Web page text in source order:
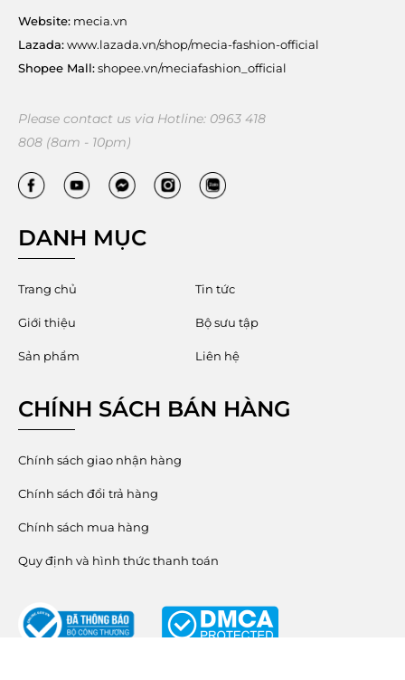
Website: mecia.vn
Lazada:www.lazada.vn/shop/mecia-fashion-official
Shopee Mall:shopee.vn/meciafashion_official
Please contact us via Hotline: 0963 418
808 (8am - 10pm)
DANH MỤC
Trang chủ Tin tức
Giới thiệu Bộ sưu tập
Sản phẩm Liên hệ
CHÍNH SÁCH BÁN HÀNG
Chính sách giao nhận hàng
Chính sách đổi trả hàng
Chính sách mua hàng
Quy định và hình thức thanh toán